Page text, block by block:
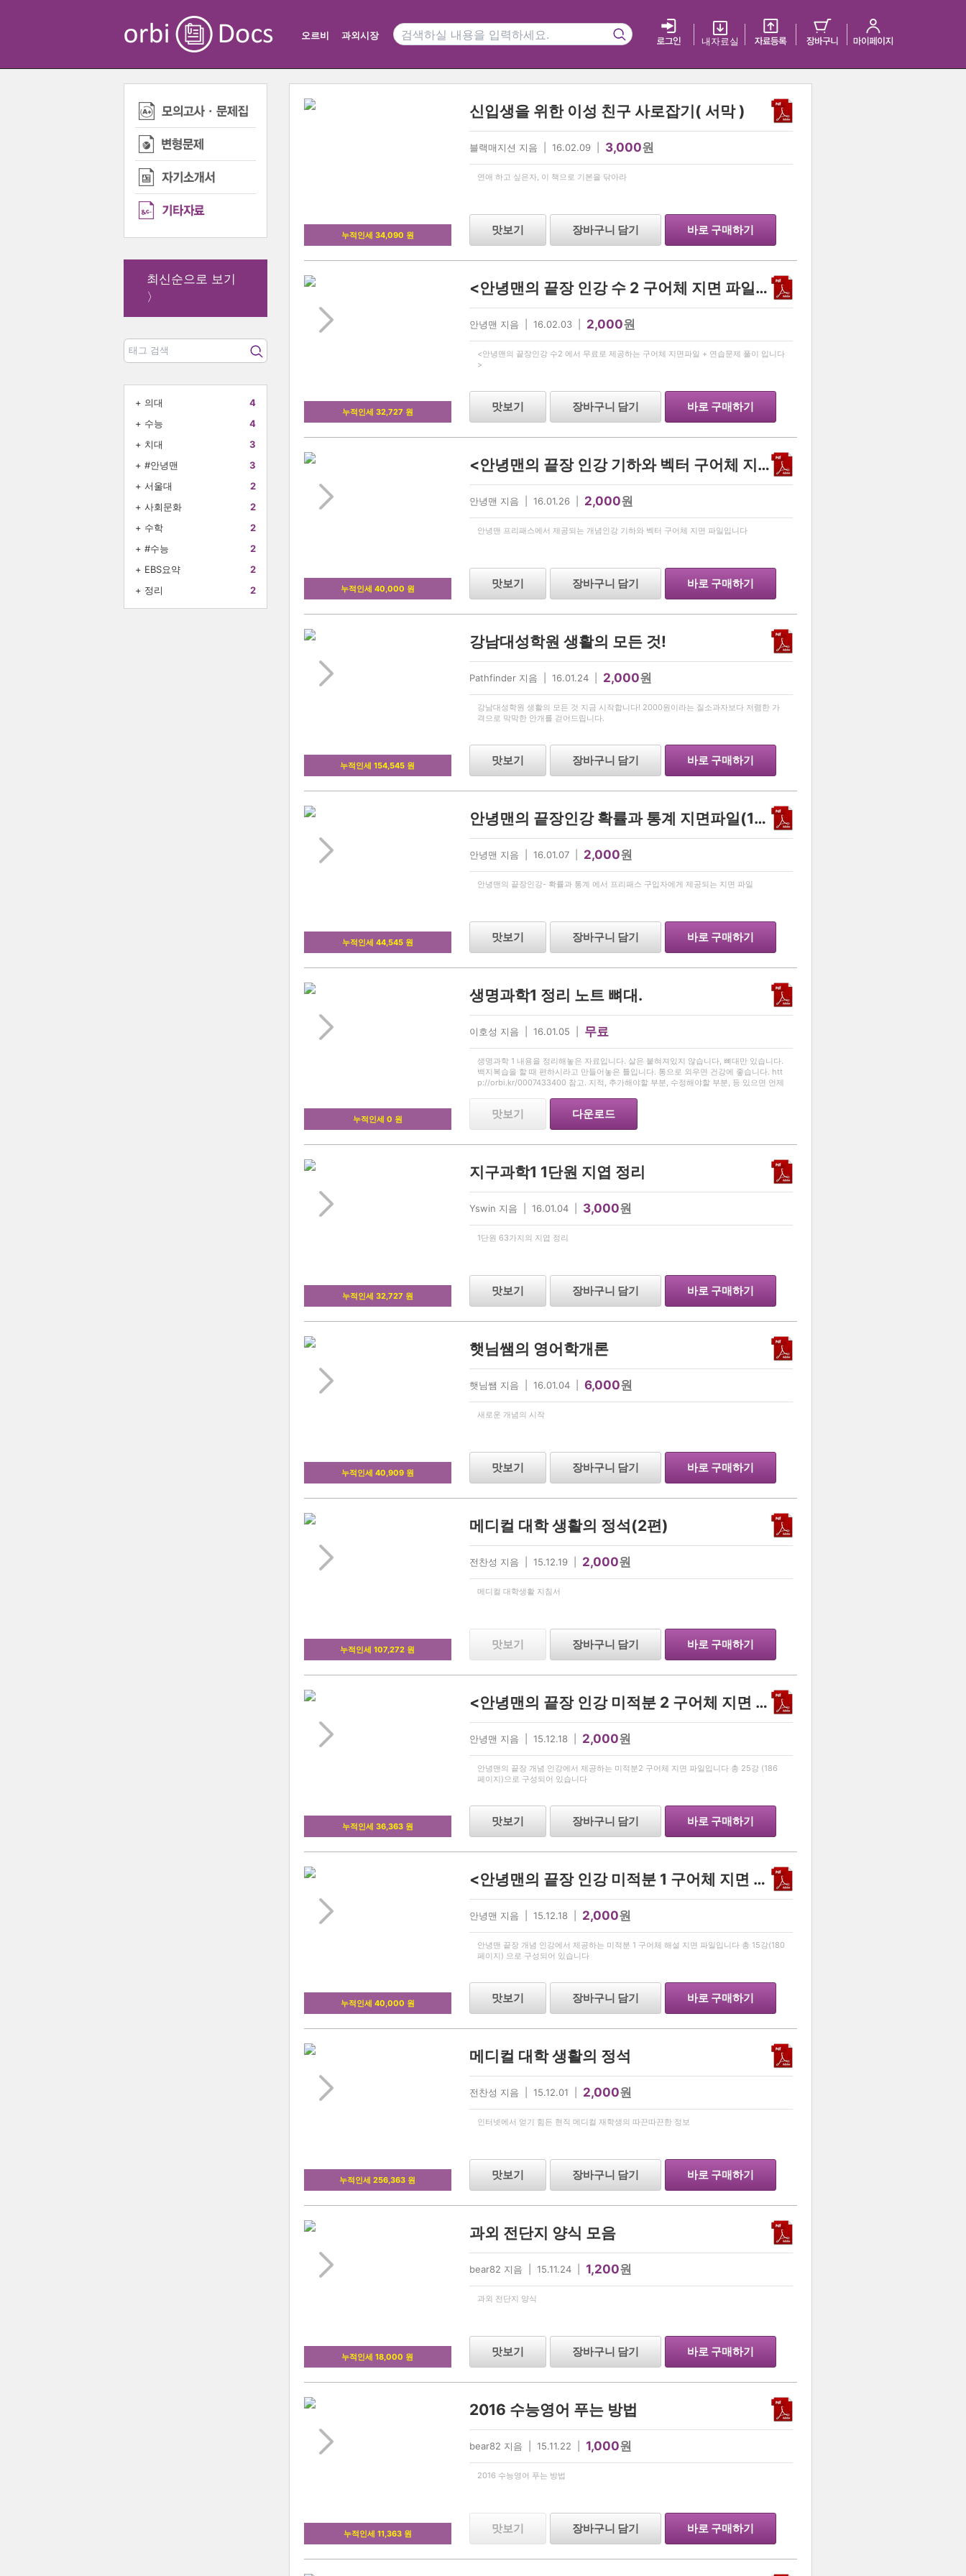
오르비 과외시장
내 자료실
최신순으로 보기
〉
+ 의대
4
+ 수능
4
+ 치대
3
+ #안녕맨
3
+ 서울대
2
+ 사회문화
2
+ 수학
2
+ #수능
2
+ EBS요약
2
+ 정리 2
누적인세 34,090 원
신입생을 위한 이성 친구 사로잡기( 서막 )
블랙매지션 지음 | 16.02.09 | 3,000원
연애 하고 싶은자, 이 책으로 기본을 닦아라
맛보기 장바구니 담기 바로 구매하기
누적인세 32,727 원
<안녕맨의 끝장 인강 수 2 구어체 지면 파일>(195페이지)
안녕맨 지음 | 16.02.03 | 2,000원
<안녕맨의 끝장인강 수2 에서 무료로 제공하는 구어체 지면파일 + 연습문제 풀이 입니다
>
맛보기 장바구니 담기 바로 구매하기
누적인세 40,000 원
<안녕맨의 끝장 인강 기하와 벡터 구어체 지면 파일>(251 페이지)
안녕맨 지음 | 16.01.26 | 2,000원
안녕맨 프리패스에서 제공되는 개념인강 기하와 벡터 구어체 지면 파일입니다
맛보기 장바구니 담기 바로 구매하기
누적인세 154,545 원
강남대성학원 생활의 모든 것!
Pathfinder 지음 | 16.01.24 | 2,000원
강남대성학원 생활의 모든 것 지금 시작합니다! 2000원이라는 질소과자보다 저렴한 가
격으로 막막한 안개를 걷어드립니다.
맛보기 장바구니 담기 바로 구매하기
누적인세 44,545 원
안녕맨의 끝장인강 확률과 통계 지면파일(150페이지)
안녕맨 지음 | 16.01.07 | 2,000원
안녕맨의 끝장인강- 확률과 통계 에서 프리패스 구입자에게 제공되는 지면 파일
맛보기 장바구니 담기 바로 구매하기
누적인세 0 원
생명과학1 정리 노트 뼈대.
이호성 지음 | 16.01.05 | 무료
생명과학 1 내용을 정리해놓은 자료입니다. 살은 붙혀져있지 않습니다, 뼈대만 있습니다.
백지복습을 할 때 편하시라고 만들어놓은 틀입니다. 통으로 외우면 건강에 좋습니다. htt
p://orbi.kr/0007433400 참고. 지적, 추가해야할 부분, 수정해야할 부분, 등 있으면 언제
맛보기 다운로드
누적인세 32,727 원
지구과학1 1단원 지엽 정리
Yswin 지음 | 16.01.04 | 3,000원
1단원 63가지의 지엽 정리
맛보기 장바구니 담기 바로 구매하기
누적인세 40,909 원
햇님쌤의 영어학개론
햇님쌤 지음 | 16.01.04 | 6,000원
새로운 개념의 시작
맛보기 장바구니 담기 바로 구매하기
누적인세 107,272 원
메디컬 대학 생활의 정석(2편)
전찬성 지음 | 15.12.19 | 2,000원
메디컬 대학생활 지침서
맛보기 장바구니 담기 바로 구매하기
누적인세 36,363 원
<안녕맨의 끝장 인강 미적분 2 구어체 지면 파일>(1강~25강 186페이지)
안녕맨 지음 | 15.12.18 | 2,000원
안녕맨의 끝장 개념 인강에서 제공하는 미적분2 구어체 지면 파일입니다 총 25강 (186
페이지)으로 구성되어 있습니다
맛보기 장바구니 담기 바로 구매하기
누적인세 40,000 원
<안녕맨의 끝장 인강 미적분 1 구어체 지면 파일>(1강~15강 180페이지)
안녕맨 지음 | 15.12.18 | 2,000원
안녕맨 끝장 개념 인강에서 제공하는 미적분 1 구어체 해설 지면 파일입니다 총 15강(180
페이지) 으로 구성되어 있습니다
맛보기 장바구니 담기 바로 구매하기
누적인세 256,363 원
메디컬 대학 생활의 정석
전찬성 지음 | 15.12.01 | 2,000원
인터넷에서 얻기 힘든 현직 메디컬 재학생의 따끈따끈한 정보
맛보기 장바구니 담기 바로 구매하기
누적인세 18,000 원
과외 전단지 양식 모음
bear82 지음 | 15.11.24 | 1,200원
과외 전단지 양식
맛보기 장바구니 담기 바로 구매하기
누적인세 11,363 원
2016 수능영어 푸는 방법
bear82 지음 | 15.11.22 | 1,000원
2016 수능영어 푸는 방법
맛보기 장바구니 담기 바로 구매하기